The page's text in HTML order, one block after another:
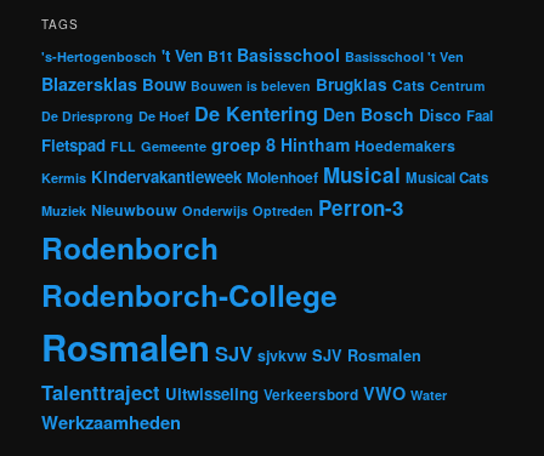
TAGS
's-Hertogenbosch 't Ven B1t Basisschool Basisschool 't Ven
Blazersklas Bouw Bouwen is beleven Brugklas Cats Centrum
De Driesprong De Hoef De Kentering Den Bosch Disco Faal
Fietspad FLL Gemeente groep 8 Hintham Hoedemakers
Kermis Kindervakantieweek Molenhoef Musical Musical Cats
Muziek Nieuwbouw Onderwijs Optreden Perron-3
Rodenborch
Rodenborch-College
Rosmalen SJV sjvkvw SJV Rosmalen
Talenttraject Uitwisseling Verkeersbord VWO Water
Werkzaamheden